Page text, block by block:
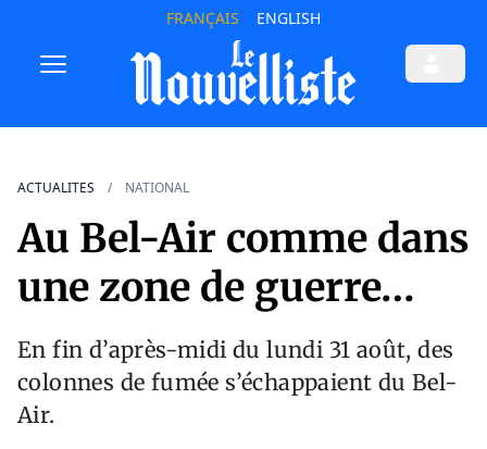
FRANÇAIS ENGLISH
ACTUALITES NATIONAL
Au Bel-Air comme dans
une zone de guerre…
En fin d’après-midi du lundi 31 août, des
colonnes de fumée s’échappaient du Bel-
Air.